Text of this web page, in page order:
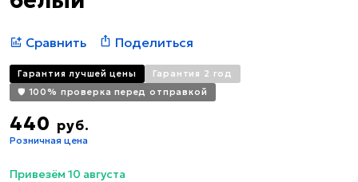
Сравнить Поделиться
Гарантия лучшей цены
Гарантия 2 год
🛡️ 100% проверка перед отправкой
440 руб.
Розничная цена
Привезём 10 августа